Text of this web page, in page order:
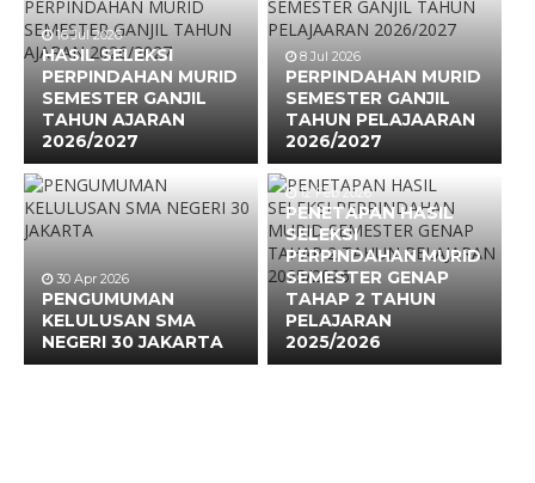
16 Jul 2026
HASIL SELEKSI
PERPINDAHAN MURID
SEMESTER GANJIL
TAHUN AJARAN
2026/2027
8 Jul 2026
PERPINDAHAN MURID
SEMESTER GANJIL
TAHUN PELAJAARAN
2026/2027
30 Apr 2026
PENGUMUMAN
KELULUSAN SMA
NEGERI 30 JAKARTA
12 Feb 2026
PENETAPAN HASIL
SELEKSI
PERPINDAHAN MURID
SEMESTER GENAP
TAHAP 2 TAHUN
PELAJARAN
2025/2026